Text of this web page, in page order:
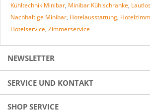
Kühltechnik Minibar, Minibar Kühlschranke,
Nachhaltige Minibar, Hotelausstattung,
Hotelservice, Zimmerservice
NEWSLETTER
SERVICE UND KONTAKT
SHOP SERVICE